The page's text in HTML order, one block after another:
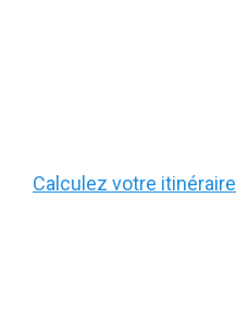
Calculez votre itinéraire